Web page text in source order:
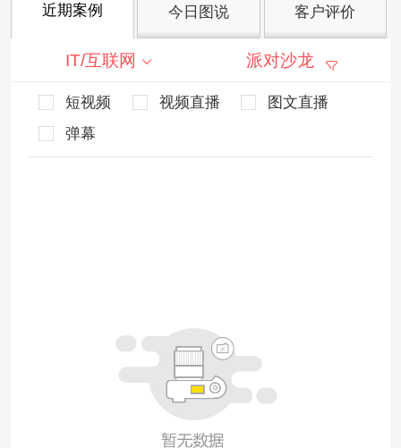
近期案例 今日图说 客户评价
IT/互联网 派对沙龙
短视频 视频直播
图文直播
弹幕